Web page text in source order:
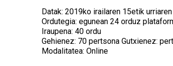
Datak: 2019ko irailaren 15etik
Ordutegia: egunean 24 orduz
Iraupena: 40 ordu
Gehienez: 70 pertsona Gutxienez:
Modalitatea: Online